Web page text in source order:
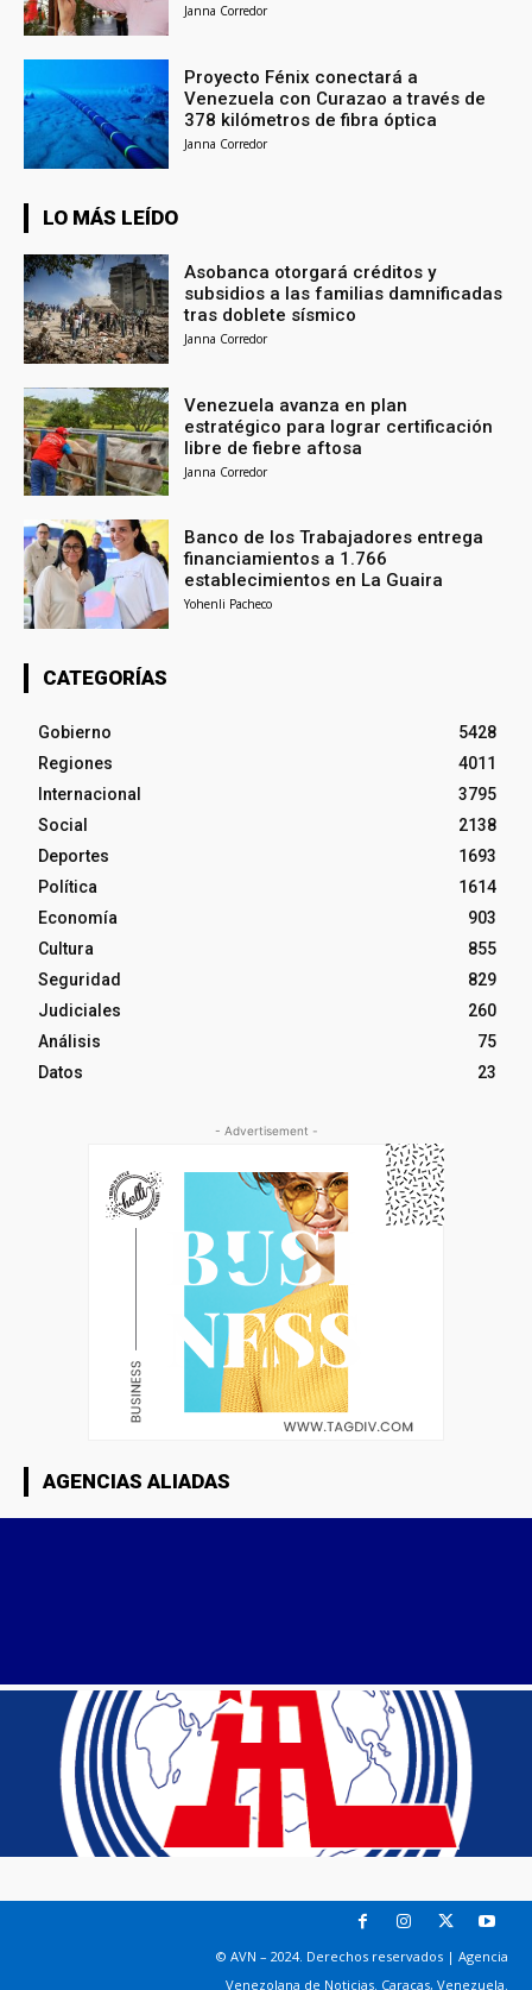
Janna Corredor
Proyecto Fénix conectará a
Venezuela con Curazao a través de
378 kilómetros de fibra óptica
Janna Corredor
LO MÁS LEÍDO
Asobanca otorgará créditos y
subsidios a las familias damnificadas
tras doblete sísmico
Janna Corredor
Venezuela avanza en plan
estratégico para lograr certificación
libre de fiebre aftosa
Janna Corredor
Banco de los Trabajadores entrega
financiamientos a 1.766
establecimientos en La Guaira
Yohenli Pacheco
CATEGORÍAS
Gobierno
5428
Regiones
4011
Internacional
3795
Social
2138
Deportes
1693
Política
1614
Economía
903
Cultura
855
Seguridad
829
Judiciales
260
Análisis
75
Datos
23
- Advertisement -
AGENCIAS ALIADAS
© AVN – 2024. Derechos reservados | Agencia
Venezolana de Noticias. Caracas, Venezuela.